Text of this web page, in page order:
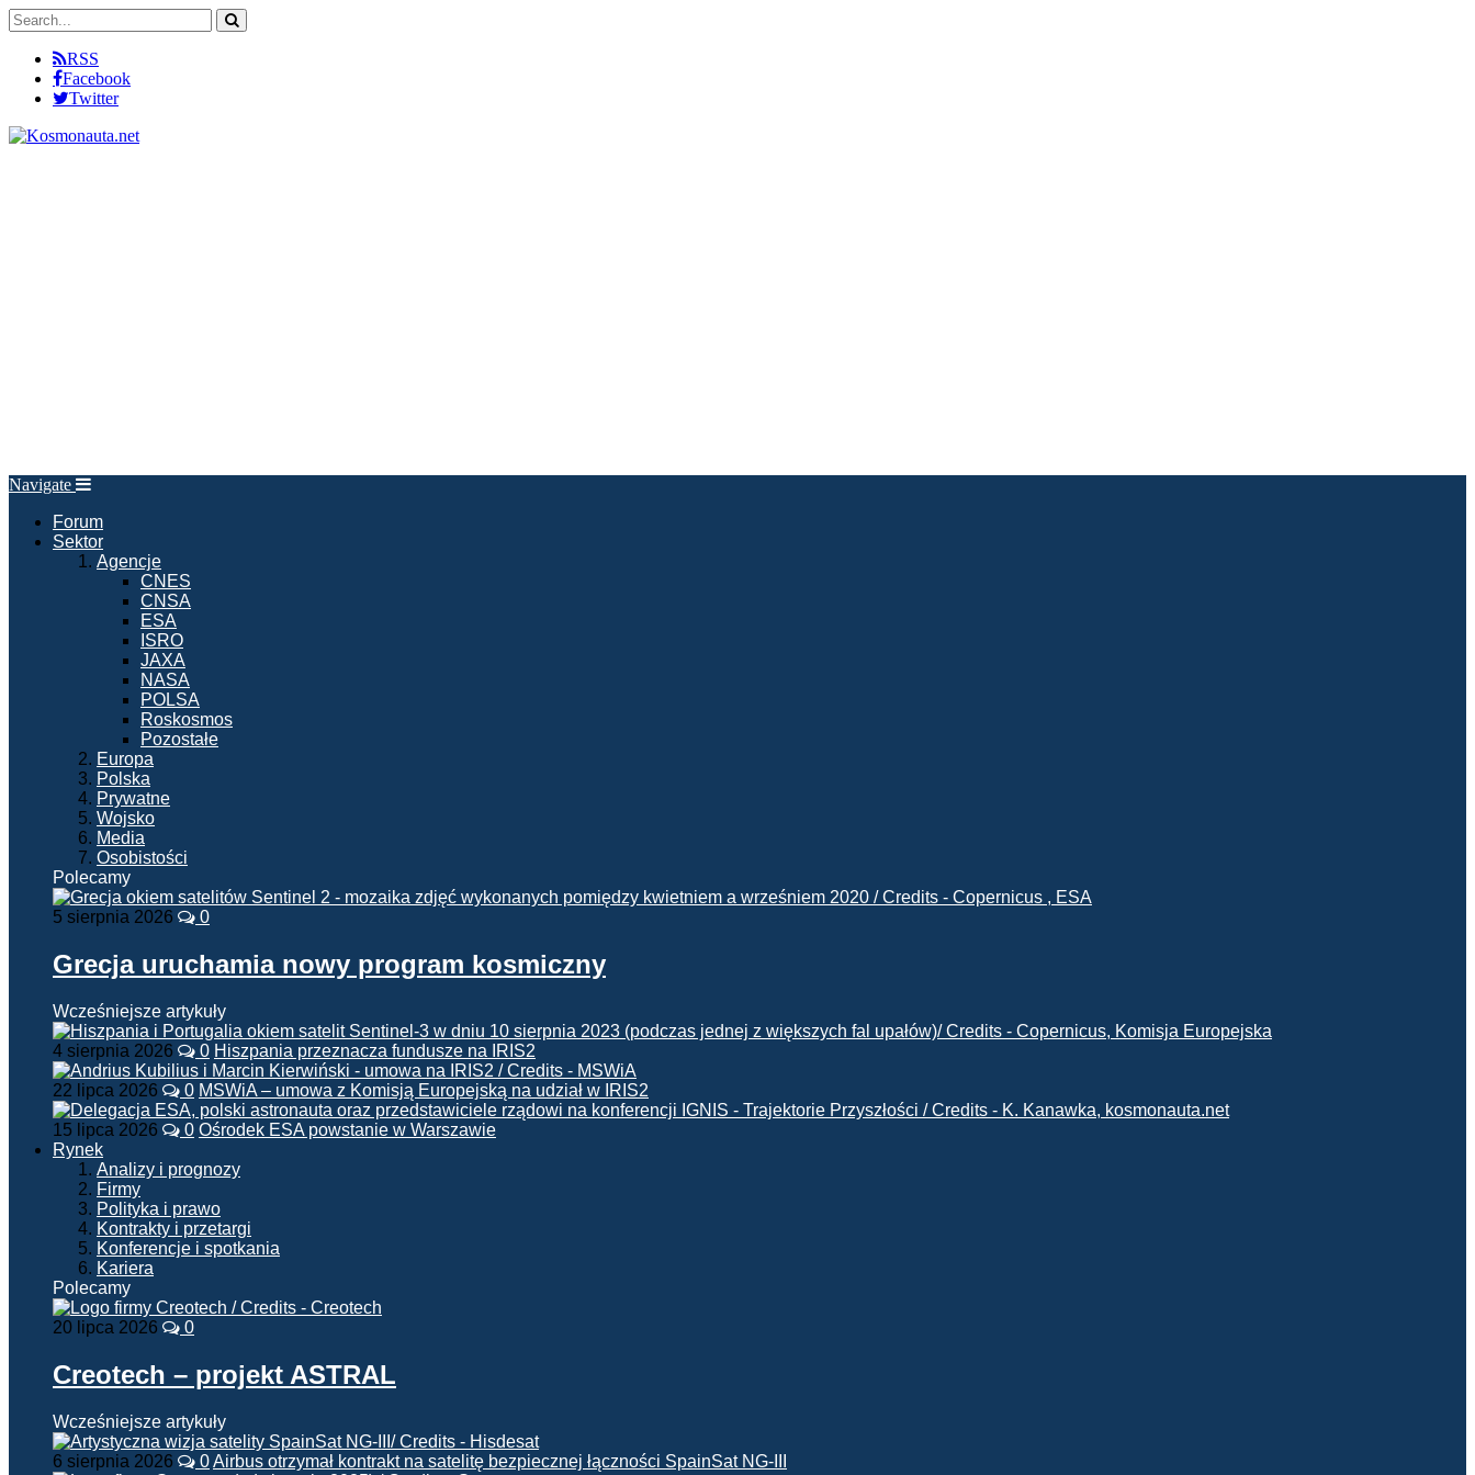
RSS
Facebook
Twitter
Navigate
Forum
Sektor
Agencje
CNES
CNSA
ESA
ISRO
JAXA
NASA
POLSA
Roskosmos
Pozostałe
Europa
Polska
Prywatne
Wojsko
Media
Osobistości
Polecamy
5 sierpnia 2026 0
Grecja uruchamia nowy program kosmiczny
Wcześniejsze artykuły
4 sierpnia 2026 0 Hiszpania przeznacza fundusze na IRIS2
22 lipca 2026 0 MSWiA – umowa z Komisją Europejską na udział w IRIS2
15 lipca 2026 0 Ośrodek ESA powstanie w Warszawie
Rynek
Analizy i prognozy
Firmy
Polityka i prawo
Kontrakty i przetargi
Konferencje i spotkania
Kariera
Polecamy
20 lipca 2026 0
Creotech – projekt ASTRAL
Wcześniejsze artykuły
6 sierpnia 2026 0Airbus otrzymał kontrakt na satelitę bezpiecznej łączności SpainSat NG-III